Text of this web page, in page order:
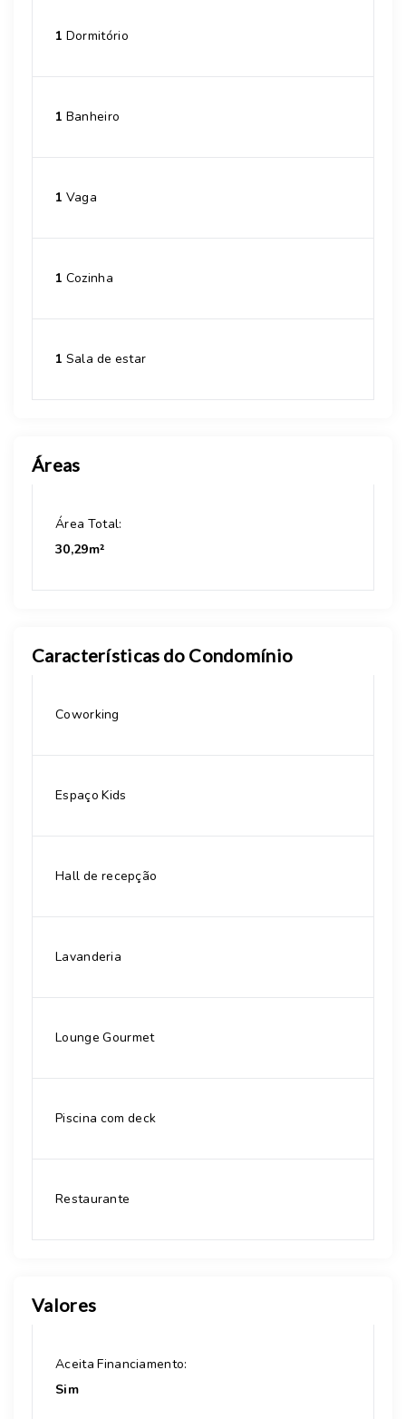
1 Dormitório
1 Banheiro
1 Vaga
1 Cozinha
1 Sala de estar
Áreas
Área Total:
30,29m²
Características do Condomínio
Coworking
Espaço Kids
Hall de recepção
Lavanderia
Lounge Gourmet
Piscina com deck
Restaurante
Valores
Aceita Financiamento:
Sim